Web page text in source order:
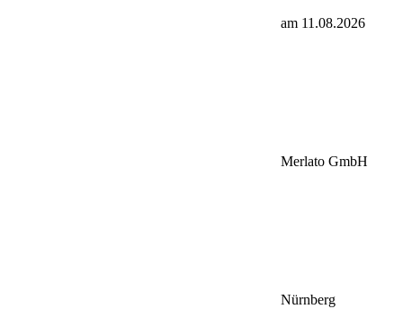
am 11.08.2026
Merlato GmbH
Nürnberg